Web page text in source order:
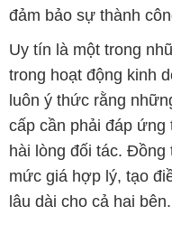
đảm bảo sự thành
Uy tín là một trong
trong hoạt động kinh
luôn ý thức rằng
cấp cần phải đáp
hài lòng đối tác. Đồng
mức giá hợp lý, tạo
lâu dài cho cả hai bên.